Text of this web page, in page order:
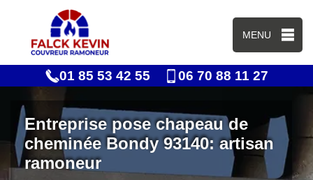
MENU
01 85 53 42 55 06 70 88 11 27
Entreprise pose chapeau de
cheminée Bondy 93140: artisan
ramoneur